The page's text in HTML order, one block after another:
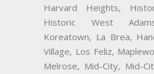
Harvard Heights,
Historic West
Koreatown, La Brea,
Village, Los Feliz,
Melrose, Mid-City, Mid-